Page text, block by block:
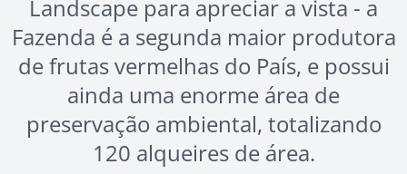
Landscape para apreciar a vista - a
Fazenda é a segunda maior produtora
de frutas vermelhas do País, e possui
ainda uma enorme área de
preservação ambiental, totalizando
120 alqueires de área.